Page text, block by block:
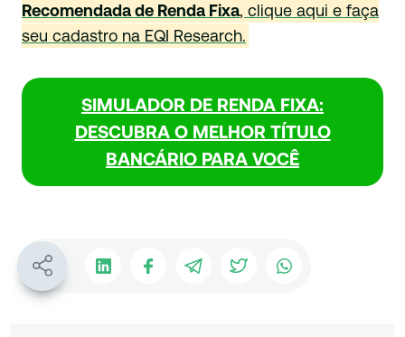
Recomendada de Renda Fixa, clique aqui e faça
seu cadastro na EQI Research.
SIMULADOR DE RENDA FIXA:
DESCUBRA O MELHOR TÍTULO
BANCÁRIO PARA VOCÊ